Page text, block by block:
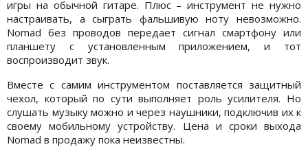
игры на обычной гитаре. Плюс – инструмент не нужно
настраивать, а сыграть фальшивую ноту невозможно.
Nomad без проводов передает сигнал смартфону или
планшету с установленным приложением, и тот
воспроизводит звук.
Вместе с самим инструментом поставляется защитный
чехол, который по сути выполняет роль усилителя. Но
слушать музыку можно и через наушники, подключив их к
своему мобильному устройству. Цена и сроки выхода
Nomad в продажу пока неизвестны.